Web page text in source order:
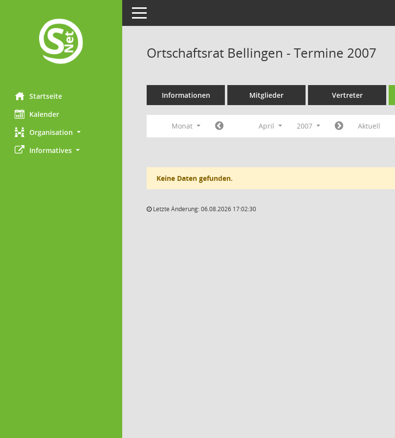
Startseite
Kalender
Organisation
Informatives
Toggle navigation
Ortschaftsrat Bellingen - Termine 2007
Informationen Mitglieder Vertreter
Monat April 2007 Aktuell
Keine Daten gefunden.
Letzte Änderung: 06.08.2026 17:02:30